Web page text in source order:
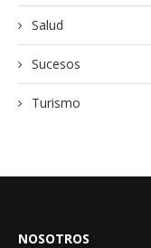
Salud
Sucesos
Turismo
NOSOTROS